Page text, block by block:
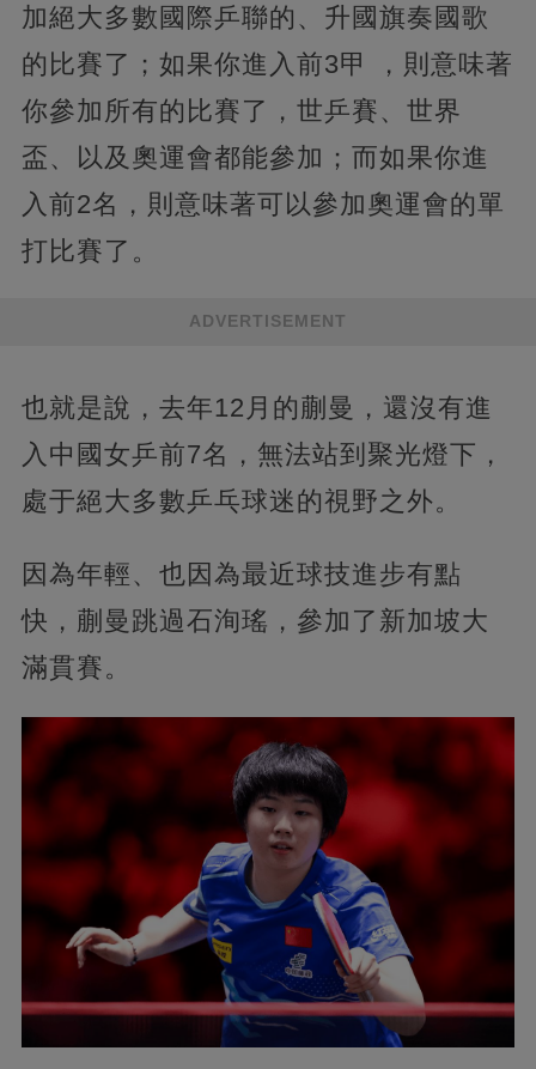
加絕大多數國際乒聯的、升國旗奏國歌
的比賽了；如果你進入前3甲 ，則意味著
你參加所有的比賽了，世乒賽、世界
盃、以及奧運會都能參加；而如果你進
入前2名，則意味著可以參加奧運會的單
打比賽了。
ADVERTISEMENT
也就是說，去年12月的蒯曼，還沒有進
入中國女乒前7名，無法站到聚光燈下，
處于絕大多數乒乓球迷的視野之外。
因為年輕、也因為最近球技進步有點
快，蒯曼跳過石洵瑤，參加了新加坡大
滿貫賽。